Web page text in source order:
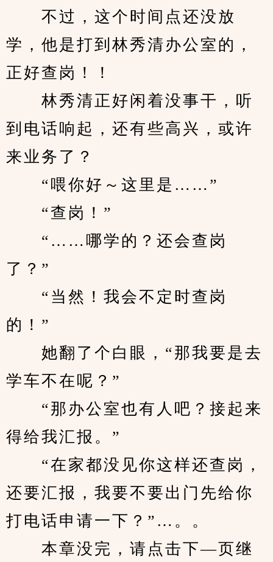
不过，这个时间点还没放
学，他是打到林秀清办公室的，
正好查岗！！
林秀清正好闲着没事干，听
到电话响起，还有些高兴，或许
来业务了？
“喂你好～这里是……”
“查岗！”
“……哪学的？还会查岗
了？”
“当然！我会不定时查岗
的！”
她翻了个白眼，“那我要是去
学车不在呢？”
“那办公室也有人吧？接起来
得给我汇报。”
“在家都没见你这样还查岗，
还要汇报，我要不要出门先给你
打电话申请一下？”…。。
本章没完，请点击下—页继